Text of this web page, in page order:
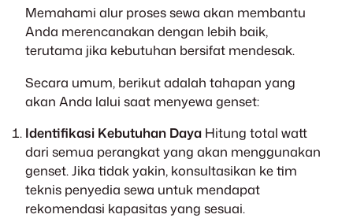
Memahami alur proses sewa akan membantu
Anda merencanakan dengan lebih baik,
terutama jika kebutuhan bersifat mendesak.
Secara umum, berikut adalah tahapan yang
akan Anda lalui saat menyewa genset:
Identifikasi Kebutuhan Daya Hitung total watt
dari semua perangkat yang akan menggunakan
genset. Jika tidak yakin, konsultasikan ke tim
teknis penyedia sewa untuk mendapat
rekomendasi kapasitas yang sesuai.